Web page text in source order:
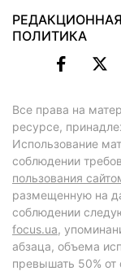
РЕДАКЦИОННАЯ
ПОЛИТИКА
Все права на
ресурсе,
Использование
соблюдении
пользования
размещенную на
соблюдении
focus.ua,
абзаца, объема
превышать 50% от